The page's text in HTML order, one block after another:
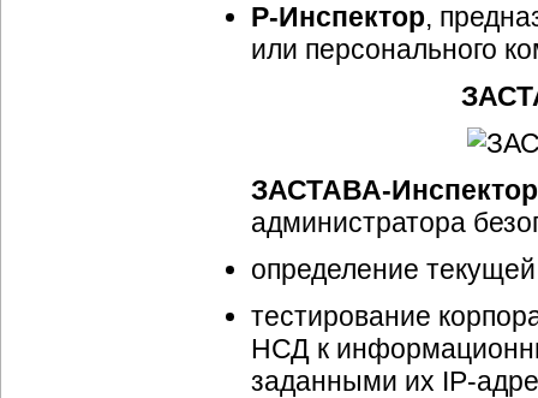
P-Инспектор,
или персонального
ЗАСТАВА-Инспектор
администратора
определение
тестирование
НСД к
заданными их IP-